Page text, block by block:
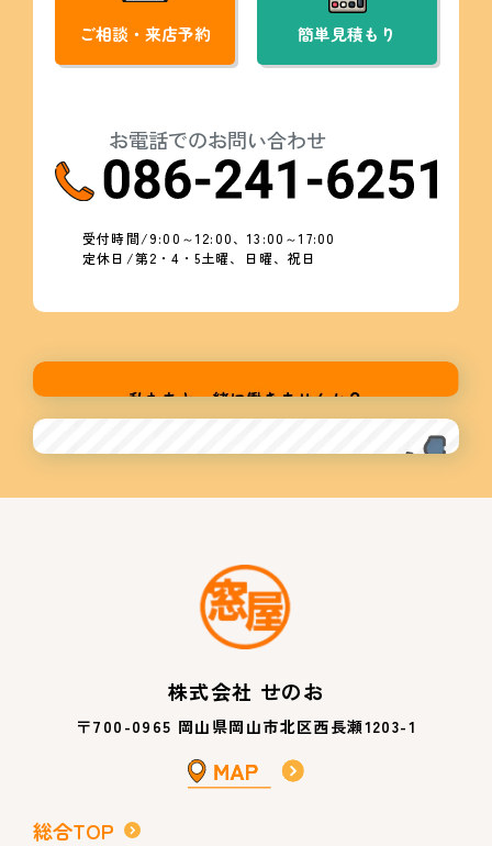
ご相談・来店予約 簡単見積もり
お電話でのお問い合わせ
受付時間/9:00～12:00、13:00～17:00
定休日/第2・4・5土曜、日曜、祝日
株式会社 せのお
〒700-0965 岡山県岡山市北区西長瀬1203-1
総合TOP